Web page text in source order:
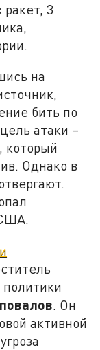
3
на
бить по
атаки –
который
Однако в
. Он
активной